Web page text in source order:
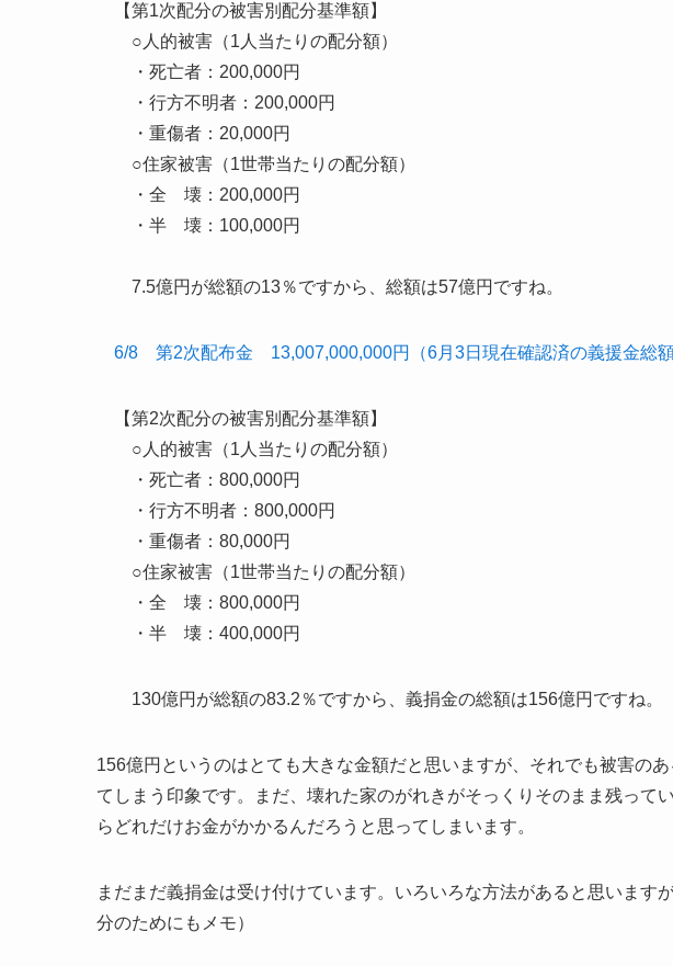
【第1次配分の被害別配分基準額】
○人的被害（1人当たりの配分額）
・死亡者：200,000円
・行方不明者：200,000円
・重傷者：20,000円
○住家被害（1世帯当たりの配分額）
・全 壊：200,000円
・半 壊：100,000円
7.5億円が総額の13％ですから、総額は57億円ですね。
6/8 第2次配布金 13,007,000,000円（6月3日現在確認済の義援金総額
【第2次配分の被害別配分基準額】
○人的被害（1人当たりの配分額）
・死亡者：800,000円
・行方不明者：800,000円
・重傷者：80,000円
○住家被害（1世帯当たりの配分額）
・全 壊：800,000円
・半 壊：400,000円
130億円が総額の83.2％ですから、義捐金の総額は156億円ですね。
156億円というのはとても大きな金額だと思いますが、それでも被害の
てしまう印象です。まだ、壊れた家のがれきがそっくりそのまま残って
らどれだけお金がかかるんだろうと思ってしまいます。
まだまだ義捐金は受け付けています。いろいろな方法があると思います
分のためにもメモ）